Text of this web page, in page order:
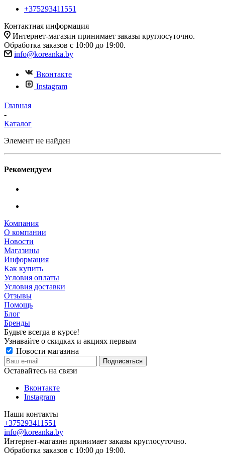
+375293411551
Контактная информация
Интернет-магазин принимает заказы круглосуточно.
Обработка заказов с 10:00 до 19:00.
info@koreanka.by
Вконтакте
Instagram
Главная
-
Каталог
Элемент не найден
Рекомендуем
Компания
О компании
Новости
Магазины
Информация
Как купить
Условия оплаты
Условия доставки
Отзывы
Помощь
Блог
Бренды
Будьте всегда в курсе!
Узнавайте о скидках и акциях первым
Новости магазина
Оставайтесь на связи
Вконтакте
Instagram
Наши контакты
+375293411551
info@koreanka.by
Интернет-магазин принимает заказы круглосуточно.
Обработка заказов с 10:00 до 19:00.